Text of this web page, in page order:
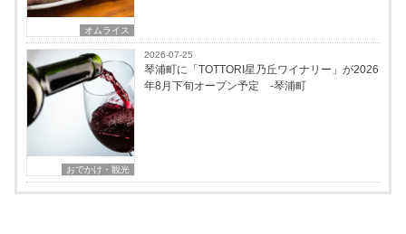
オムライス
おでかけ・観光
2026-07-25
琴浦町に「TOTTORI星乃丘ワイナリー」が2026
年8月下旬オープン予定 -琴浦町